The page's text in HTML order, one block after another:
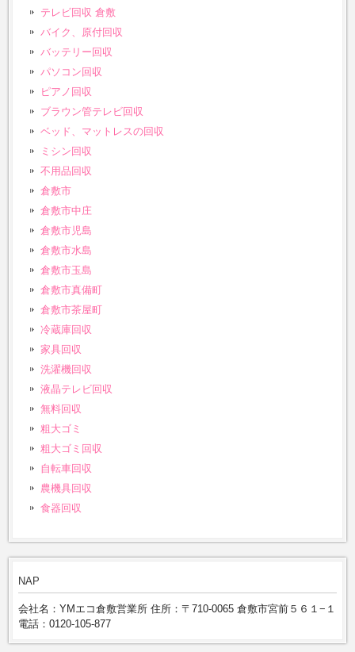
テレビ回収 倉敷
バイク、原付回収
バッテリー回収
パソコン回収
ピアノ回収
ブラウン管テレビ回収
ベッド、マットレスの回収
ミシン回収
不用品回収
倉敷市
倉敷市中庄
倉敷市児島
倉敷市水島
倉敷市玉島
倉敷市真備町
倉敷市茶屋町
冷蔵庫回収
家具回収
洗濯機回収
液晶テレビ回収
無料回収
粗大ゴミ
粗大ゴミ回収
自転車回収
農機具回収
食器回収
NAP
会社名：YMエコ倉敷営業所 住所：〒710-0065 倉敷市宮前５６１−１
電話：0120-105-877